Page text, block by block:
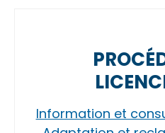
Information et